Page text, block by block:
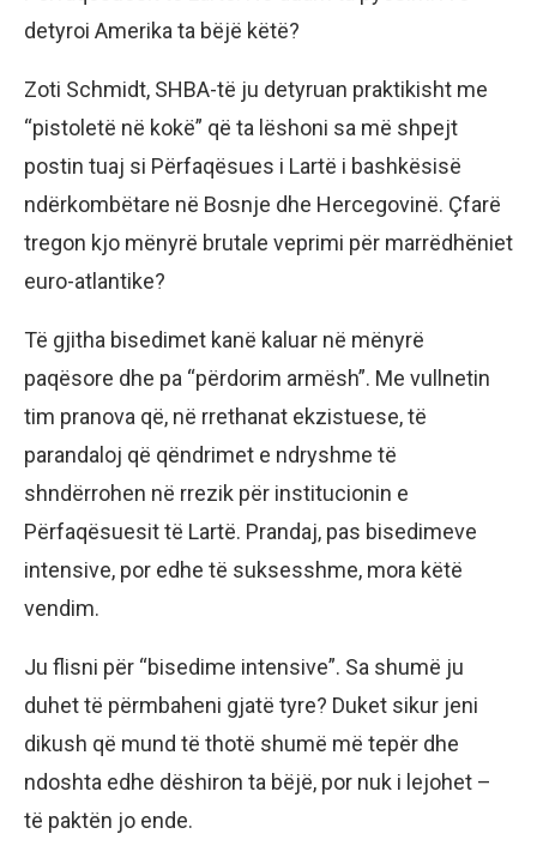
detyroi Amerika ta bëjë këtë?
Zoti Schmidt, SHBA-të ju detyruan praktikisht me
“pistoletë në kokë” që ta lëshoni sa më shpejt
postin tuaj si Përfaqësues i Lartë i bashkësisë
ndërkombëtare në Bosnje dhe Hercegovinë. Çfarë
tregon kjo mënyrë brutale veprimi për marrëdhëniet
euro-atlantike?
Të gjitha bisedimet kanë kaluar në mënyrë
paqësore dhe pa “përdorim armësh”. Me vullnetin
tim pranova që, në rrethanat ekzistuese, të
parandaloj që qëndrimet e ndryshme të
shndërrohen në rrezik për institucionin e
Përfaqësuesit të Lartë. Prandaj, pas bisedimeve
intensive, por edhe të suksesshme, mora këtë
vendim.
Ju flisni për “bisedime intensive”. Sa shumë ju
duhet të përmbaheni gjatë tyre? Duket sikur jeni
dikush që mund të thotë shumë më tepër dhe
ndoshta edhe dëshiron ta bëjë, por nuk i lejohet –
të paktën jo ende.